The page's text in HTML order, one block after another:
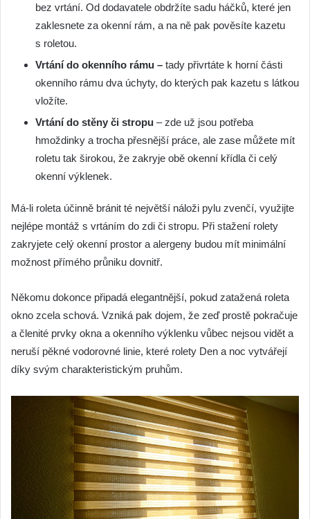
bez vrtání. Od dodavatele obdržíte sadu háčků, které jen
zaklesnete za okenní rám, a na ně pak pověsíte kazetu
s roletou.
Vrtání do okenního rámu – tady přivrtáte k horní části
okenního rámu dva úchyty, do kterých pak kazetu s látkou
vložíte.
Vrtání do stěny či stropu – zde už jsou potřeba
hmoždinky a trocha přesnější práce, ale zase můžete mít
roletu tak širokou, že zakryje obě okenní křídla či celý
okenní výklenek.
Má-li roleta účinně bránit té největší náloži pylu zvenčí, využijte
nejlépe montáž s vrtáním do zdi či stropu. Při stažení rolety
zakryjete celý okenní prostor a alergeny budou mít minimální
možnost přímého průniku dovnitř.
Někomu dokonce připadá elegantnější, pokud zatažená roleta
okno zcela schová. Vzniká pak dojem, že zeď prostě pokračuje
a členité prvky okna a okenního výklenku vůbec nejsou vidět a
neruší pěkné vodorovné linie, které rolety Den a noc vytvářejí
díky svým charakteristickým pruhům.